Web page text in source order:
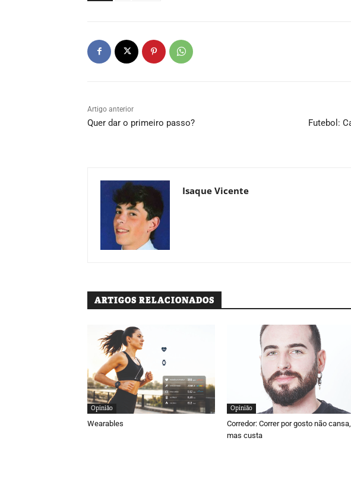
Artigo anterior
Quer dar o primeiro passo?
Futebol:
Isaque Vicente
ARTIGOS RELACIONADOS
Opinião
Wearables
Opinião
Corredor: Correr por gosto não cansa,
mas custa